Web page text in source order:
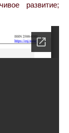
развитие;